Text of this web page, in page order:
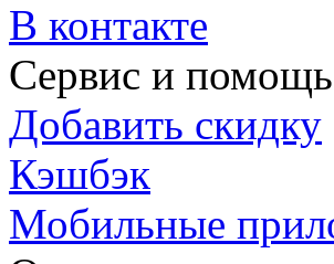
В контакте
Сервис и помощь
Добавить скидку
Кэшбэк
Мобильные